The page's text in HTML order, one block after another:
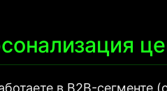
в B2B-сегменте